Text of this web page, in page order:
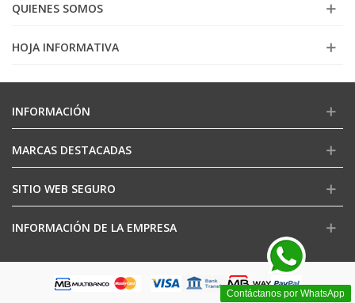
QUIENES SOMOS
HOJA INFORMATIVA
Contáctanos por WhatsApp
INFORMACIÓN
MARCAS DESTACADAS
SITIO WEB SEGURO
INFORMACIÓN DE LA EMPRESA